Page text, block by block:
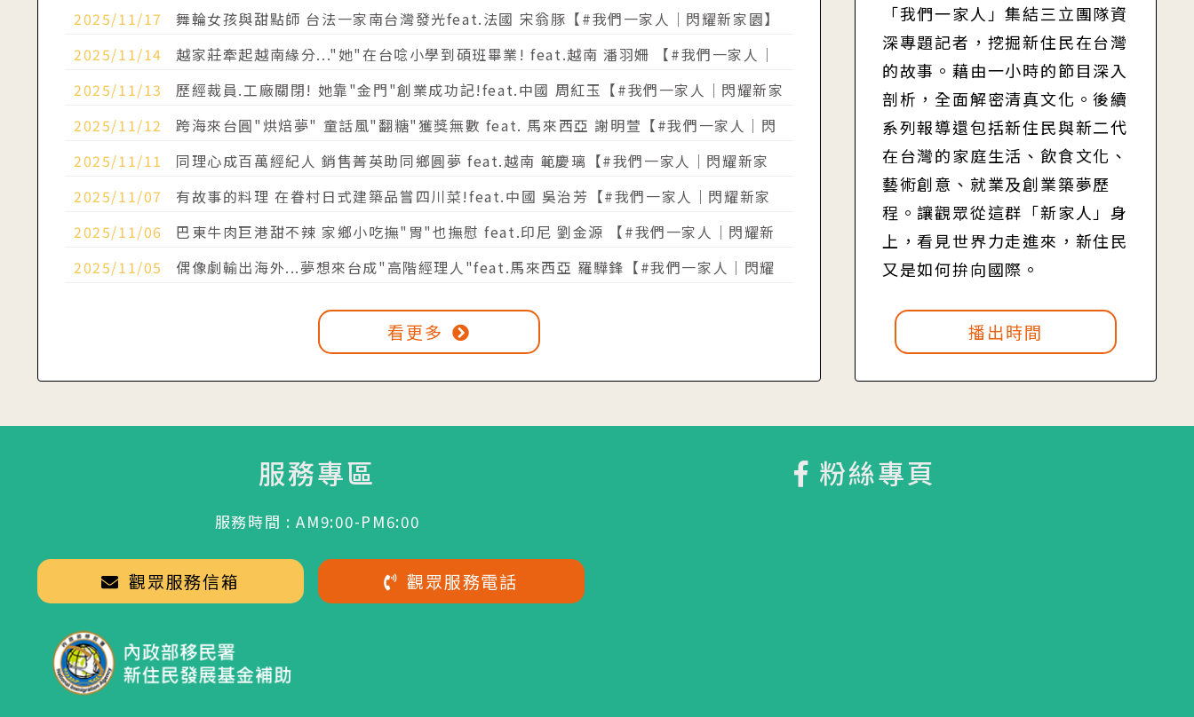
2025/11/17
舞輪女孩與甜點師 台法一家南台灣發光feat.法國 宋翁豚【#我們一家人│閃耀新家園】
2025/11/14
越家莊牽起越南緣分..."她"在台唸小學到碩班畢業! feat.越南 潘羽姍 【#我們一家人│
2025/11/13
歷經裁員.工廠關閉! 她靠"金門"創業成功記!feat.中國 周紅玉【#我們一家人│閃耀新家
2025/11/12
跨海來台圓"烘焙夢" 童話風"翻糖"獲獎無數 feat. 馬來西亞 謝明萱【#我們一家人│閃
2025/11/11
同理心成百萬經紀人 銷售菁英助同鄉圓夢 feat.越南 範慶璃【#我們一家人│閃耀新家
2025/11/07
有故事的料理 在眷村日式建築品嘗四川菜!feat.中國 吳治芳【#我們一家人｜閃耀新家
2025/11/06
巴東牛肉巨港甜不辣 家鄉小吃撫"胃"也撫慰 feat.印尼 劉金源 【#我們一家人｜閃耀新
2025/11/05
偶像劇輸出海外...夢想來台成"高階經理人"feat.馬來西亞 羅驊鋒【#我們一家人｜閃耀
看更多
「我們一家人」集結三立團隊資
深專題記者，挖掘新住民在台灣
的故事。藉由一小時的節目深入
剖析，全面解密清真文化。後續
系列報導還包括新住民與新二代
在台灣的家庭生活、飲食文化、
藝術創意、就業及創業築夢歷
程。讓觀眾從這群「新家人」身
上，看見世界力走進來，新住民
又是如何拚向國際。
播出時間
服務專區
服務時間 : AM9:00-PM6:00
觀眾服務信箱 觀眾服務電話
粉絲專頁